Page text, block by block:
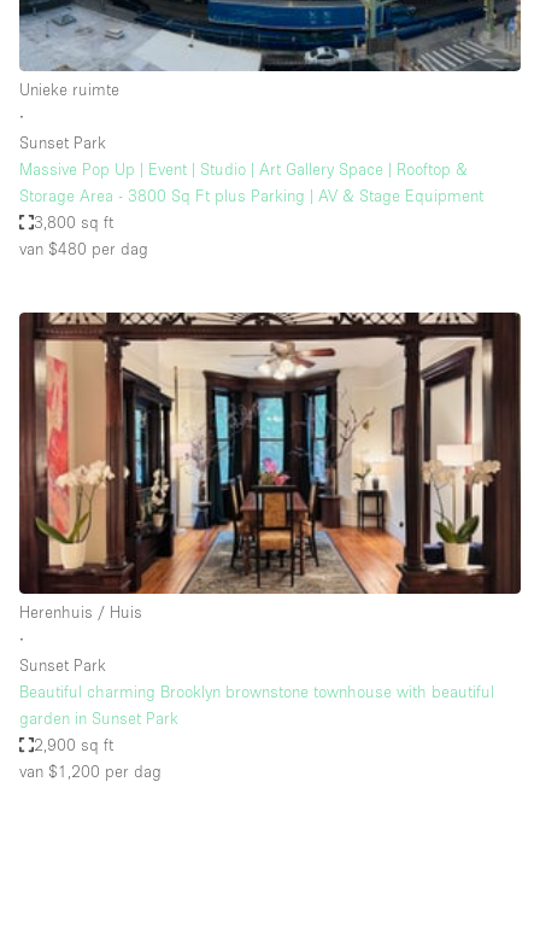
Unieke ruimte
Vergaderruimte
Winkel delen
Winkelruimte in winkelcentrum
Airconditioning
Animals Friendly
Audio- en videoapparatuur
Auto display
Badkamer
Bar
Begane grond
Concierge
Daglicht
Dakterras
Unieke ruimte
∙
Sunset Park
Massive Pop Up | Event | Studio | Art Gallery Space | Rooftop &
Storage Area - 3800 Sq Ft plus Parking | AV & Stage Equipment
3,800 sq ft
van $480 per dag
Herenhuis / Huis
∙
Sunset Park
Beautiful charming Brooklyn brownstone townhouse with beautiful
garden in Sunset Park
2,900 sq ft
van $1,200 per dag